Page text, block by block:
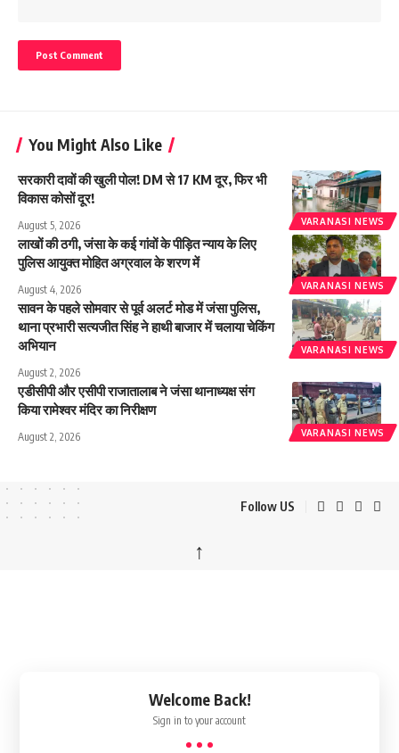
You Might Also Like
VARANASI NEWS
सरकारी दावों की खुली पोल! DM से 17 KM दूर, फिर भी
विकास कोसों दूर!
August 5, 2026
VARANASI NEWS
लाखों की ठगी, जंसा के कई गांवों के पीड़ित न्याय के लिए
पुलिस आयुक्त मोहित अग्रवाल के शरण में
August 4, 2026
VARANASI NEWS
सावन के पहले सोमवार से पूर्व अलर्ट मोड में जंसा पुलिस,
थाना प्रभारी सत्यजीत सिंह ने हाथी बाजार में चलाया चेकिंग
अभियान
August 2, 2026
VARANASI NEWS
एडीसीपी और एसीपी राजातालाब ने जंसा थानाध्यक्ष संग
किया रामेश्वर मंदिर का निरीक्षण
August 2, 2026
Follow US
↑
Welcome Back!
Sign in to your account